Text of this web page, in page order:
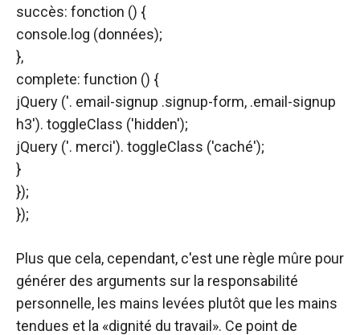
succès: fonction () {
console.log (données);
},
complete: function () {
jQuery ('. email-signup .signup-form, .email-signup
h3'). toggleClass ('hidden');
jQuery ('. merci'). toggleClass ('caché');
}
});
});
Plus que cela, cependant, c'est une règle mûre pour
générer des arguments sur la responsabilité
personnelle, les mains levées plutôt que les mains
tendues et la «dignité du travail». Ce point de